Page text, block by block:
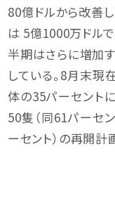
80億ドルから改善
は 5億1000万ドル
半期はさらに増加
している。8月末現
体の35パーセント
50隻（同61パーセ
ーセント）の再開計